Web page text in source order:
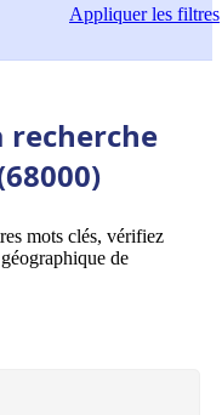
Appliquerles filtres
recherche
mots clés, vérifiez
de